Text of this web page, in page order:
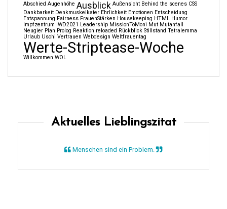
Abschied Augenhöhe Ausblick Außensicht Behind the scenes CSS
Dankbarkeit Denkmuskelkater Ehrlichkeit Emotionen Entscheidung
Entspannung Fairness FrauenStärken Housekeeping HTML Humor
Impfzentrum IWD2021 Leadership MissionToMoni Mut Mutanfall
Neugier Plan Prolog Reaktion reloaded Rückblick Stillstand Tetralemma
Urlaub Uschi Vertrauen Webdesign Weltfrauentag
Werte-Striptease-Woche
Willkommen WOL
Aktuelles Lieblingszitat
Menschen sind ein Problem.